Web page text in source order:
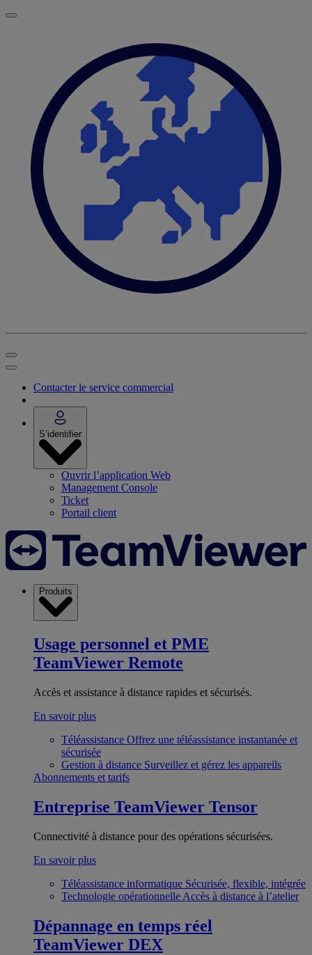
Contacter le service commercial
S’identifier
Ouvrir l’application Web
Management Console
Ticket
Portail client
Produits
Usage personnel et PME
TeamViewer Remote
Accès et assistance à distance rapides et sécurisés.
En savoir plus
Téléassistance Offrez une téléassistance instantanée et
sécurisée
Gestion à distance Surveillez et gérez les appareils
Abonnements et tarifs
Entreprise TeamViewer Tensor
Connectivité à distance pour des opérations sécurisées.
En savoir plus
Téléassistance informatique Sécurisée, flexible, intégrée
Technologie opérationnelle Accès à distance à l’atelier
Dépannage en temps réel
TeamViewer DEX